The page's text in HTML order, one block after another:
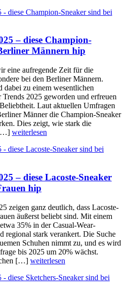
– diese Champion-
Männern hip
eine aufregende Zeit für die
bei den Berliner Männern.
dabei zu einem wesentlichen
Trends 2025 geworden und erfreuen
Laut aktuellen Umfragen
Männer die Champion-Sneaker
Dies zeigt, wie stark die
[…] weiterlesen
– diese Lacoste-Sneaker
hip
zeigen ganz deutlich, dass Lacoste-
äußerst beliebt sind. Mit einem
35% in der Casual-Wear-
regional stark verankert. Die Suche
Schuhen nimmt zu, und es wird
bis 2025 um 20% wächst.
[…] weiterlesen